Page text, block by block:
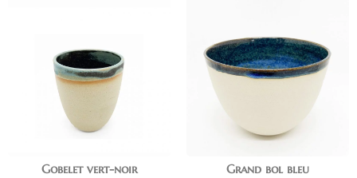
Gobelet vert-noir Grand bol bleu